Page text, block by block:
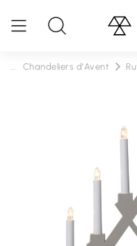
Chandeliers d'Avent